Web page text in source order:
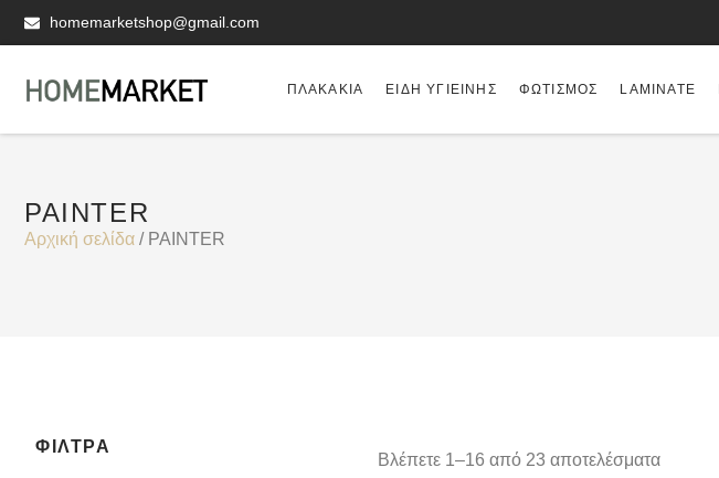
homemarketshop@gmail.com
ΠΛΑΚΆΚΙΑ ΕΊΔΗ ΥΓΙΕΙΝΗΣ ΦΩΤΙΣΜΌΣ LAMINATE
PAINTER
Αρχική σελίδα / PAINTER
ΦΊΛΤΡΑ
Βλέπετε 1–16 από 23 αποτελέσματα